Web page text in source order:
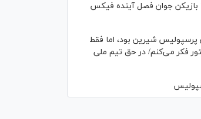
تبدیل می‌کنیم/ ۳ بازیکن جوان فصل آینده فیکس
پرسپولیس شیرین بود، اما فقط
فکر می‌کنم/ در حق تیم ملی